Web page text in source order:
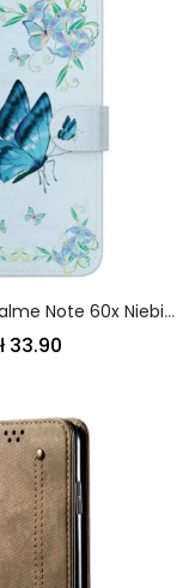
Etui Folio Do Realme Note 60x Niebieski Krajobraz
33.90